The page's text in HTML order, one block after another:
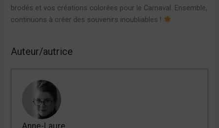
brodés et vos créations colorées pour le Carnaval. Ensemble,
continuons à créer des souvenirs inoubliables !
Auteur/autrice